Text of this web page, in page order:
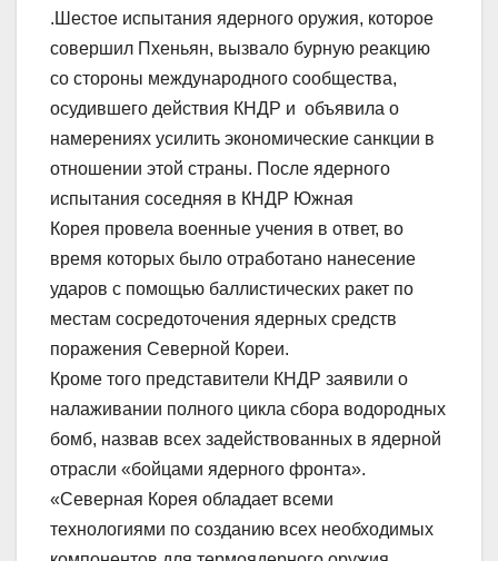
.Шестое испытания ядерного оружия, которое
совершил Пхеньян, вызвало бурную реакцию
со стороны международного сообщества,
осудившего действия КНДР и объявила о
намерениях усилить экономические санкции в
отношении этой страны. После ядерного
испытания соседняя в КНДР Южная
Корея провела военные учения в ответ, во
время которых было отработано нанесение
ударов с помощью баллистических ракет по
местам сосредоточения ядерных средств
поражения Северной Кореи.
Кроме того представители КНДР заявили о
налаживании полного цикла сбора водородных
бомб, назвав всех задействованных в ядерной
отрасли «бойцами ядерного фронта».
«Северная Корея обладает всеми
технологиями по созданию всех необходимых